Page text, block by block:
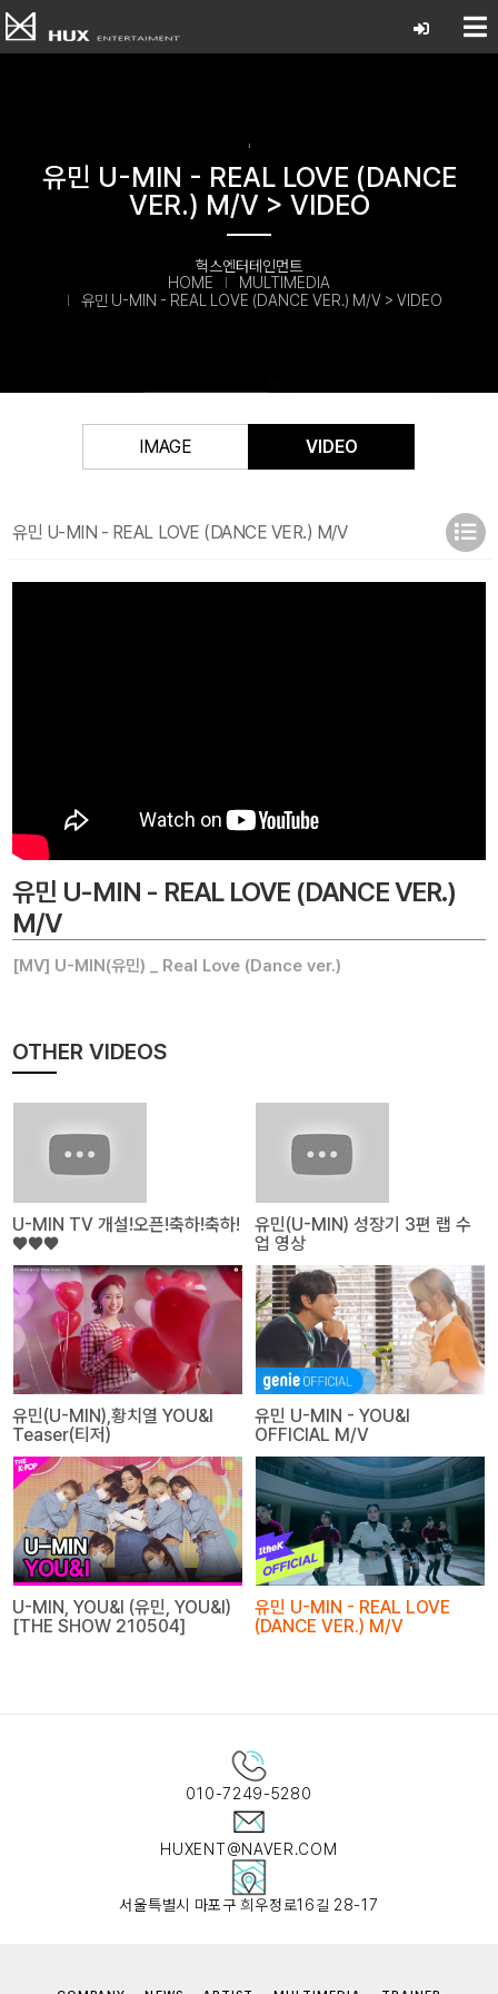
'
유민 U-MIN - REAL LOVE (DANCE
VER.) M/V > VIDEO
헉스엔터테인먼트
HOME
MULTIMEDIA
유민 U-MIN - REAL LOVE (DANCE VER.) M/V > VIDEO
IMAGE VIDEO
유민 U-MIN - REAL LOVE (DANCE VER.) M/V
유민 U-MIN - REAL LOVE (DANCE VER.)
M/V
[MV] U-MIN(유민) _ Real Love (Dance ver.)
OTHER VIDEOS
U-MIN TV 개설!오픈!축하!축하!
❤❤❤
유민(U-MIN) 성장기 3편 랩 수
업 영상
유민(U-MIN),황치열 YOU&I
Teaser(티저)
유민 U-MIN - YOU&I
OFFICIAL M/V
U-MIN, YOU&I (유민, YOU&I)
[THE SHOW 210504]
유민 U-MIN - REAL LOVE
(DANCE VER.) M/V
010-7249-5280
HUXENT@NAVER.COM
서울특별시 마포구 희우정로16길 28-17